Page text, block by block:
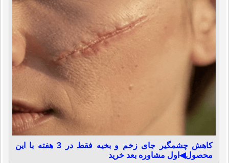
کاهش چشمگیر جای زخم و بخیه فقط در 3 هفته با این
محصول◀اول مشاوره بعد خرید